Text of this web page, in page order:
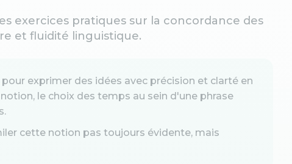
exercices pratiques sur la concordance des
et fluidité linguistique.
exprimer des idées avec précision et clarté en
le choix des temps au sein d'une phrase
cette notion pas toujours évidente, mais